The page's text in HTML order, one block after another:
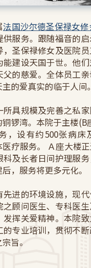
法国沙尔德圣保禄女
供服务。跟随福音的
圣保禄修女及医院
能建设天国于世。他
父的慈爱。全体员工
的爱真实的临于人间。
所具规模及完善之私
锣湾。本院于主楼(B
，设有约500张病床
疗服务。 Ａ座大楼正
及长者日间护理服
，服务将更多元化。
先进的环境设施，现
之顾问医生、专科医
发挥关爱精神。本院
专业培训，贯彻不
旨。